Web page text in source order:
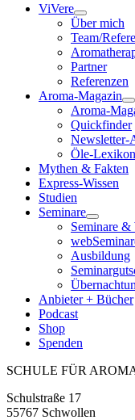
ViVere
Über mich
Team/
Partner
Referenzen
Aroma-Magazin
Aroma-
Quickfinder
Newsletter-
Öle-Lexikon
Mythen & Fakten
Express-Wissen
Studien
Seminare
Seminare &
Ausbildung
Anbieter + Bücher
Podcast
Shop
Spenden
SCHULE FÜR
Schulstraße 17
55767 Schwollen